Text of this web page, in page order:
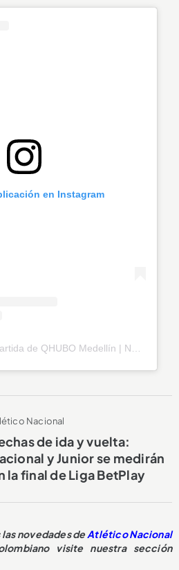
en Instagram
Nacional
de ida y vuelta:
y Junior se medirán
la final de Liga BetPlay
las novedades deAtlético Nacional
visite nuestra sección